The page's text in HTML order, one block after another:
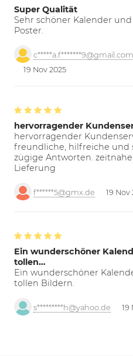
Super Qualität
Sehr schöner Kalender
Poster.
c*****a.f*******9@gmail.com
19 Nov 2025
hervorragender
hervorragender
freundliche, hilfreiche und
zügige Antworten. zeitnahe
Lieferung
f******5@gmx.de 19 Nov
Ein wunderschöner
tollen…
Ein wunderschöner
tollen Bildern.
s*********h@yahoo.de 19